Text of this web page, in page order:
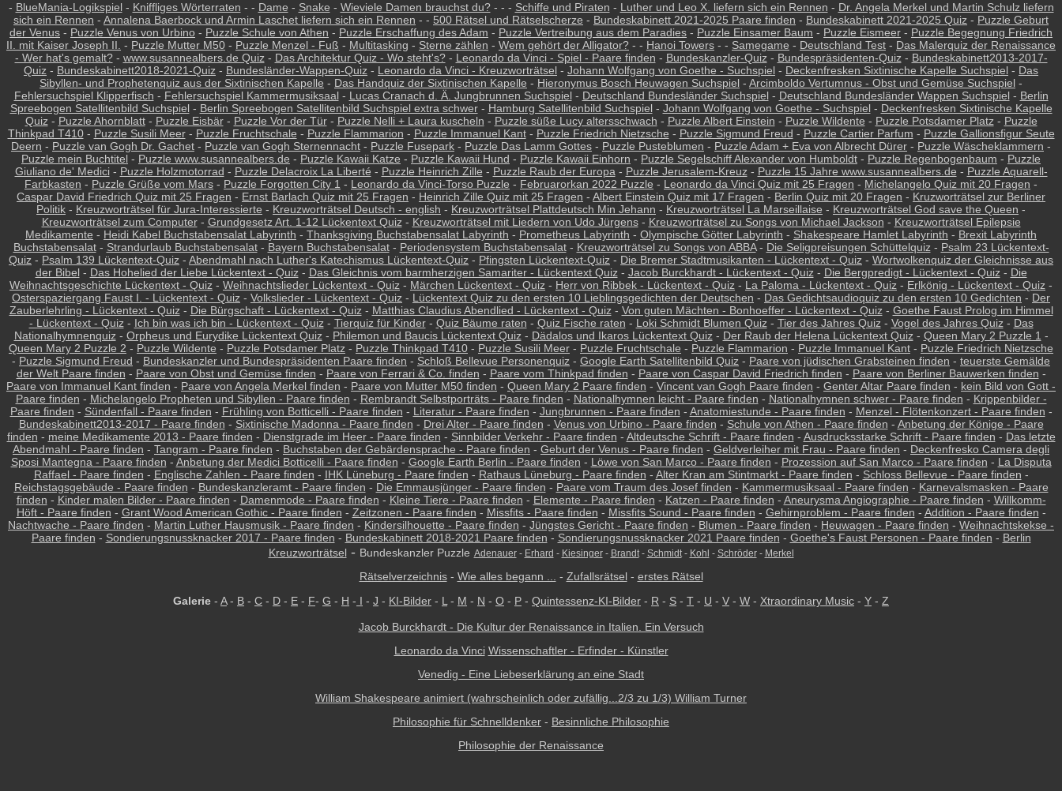
- BlueMania-Logikspiel- Kniffliges Wörterraten - - Dame - Snake - Wieviele Damen brauchst du?- - - Schiffe und Piraten - Luther und Leo X. liefern sich ein Rennen - Dr. Angela Merkel und Martin Schulz liefern
sich ein Rennen - Annalena Baerbock und Armin Laschet liefern sich ein Rennen - - 500 Rätsel und Rätselscherze - Bundeskabinett 2021-2025 Paare finden - Bundeskabinett 2021-2025 Quiz - Puzzle Geburt
der Venus - Puzzle Venus von Urbino - Puzzle Schule von Athen - Puzzle Erschaffung des Adam - Puzzle Vertreibung aus dem Paradies - Puzzle Einsamer Baum - Puzzle Eismeer - Puzzle Begegnung Friedrich
II. mit Kaiser Joseph II. - Puzzle Mutter M50 - Puzzle Menzel - Fuß - Multitasking - Sterne zählen - Wem gehört der Alligator? - - Hanoi Towers - - Samegame - Deutschland Test - Das Malerquiz der Renaissance
- Wer hat's gemalt?- www.susannealbers.de Quiz - Das Architektur Quiz - Wo steht's?- Leonardo da Vinci - Spiel - Paare finden - Bundeskanzler-Quiz - Bundespräsidenten-Quiz - Bundeskabinett2013-2017-
Quiz - Bundeskabinett2018-2021-Quiz - Bundesländer-Wappen-Quiz - Leonardo da Vinci - Kreuzworträtsel - Johann Wolfgang von Goethe - Suchspiel - Deckenfresken Sixtinische Kapelle Suchspiel - Das
Sibyllen- und Prophetenquiz aus der Sixtinischen Kapelle - Das Handquiz der Sixtinischen Kapelle - Hieronymus Bosch Heuwagen Suchspiel - Arcimboldo Vertumnus - Obst und Gemüse Suchspiel -
Fehlersuchspiel Klipperfisch - Fehlersuchspiel Kammermusiksaal- Lucas Cranach d. Ä. Jungbrunnen Suchspiel- Deutschland Bundesländer Suchspiel- Deutschland Bundesländer Wappen Suchspiel- Berlin
Spreebogen Satellitenbild Suchspiel- Berlin Spreebogen Satellitenbild Suchspiel extra schwer- Hamburg Satellitenbild Suchspiel- Johann Wolfgang von Goethe - Suchspiel- Deckenfresken Sixtinische Kapelle
Quiz - Puzzle Ahornblatt- Puzzle Eisbär- Puzzle Vor der Tür- Puzzle Nelli + Laura kuscheln - Puzzle süße Lucy altersschwach - Puzzle Albert Einstein - Puzzle Wildente - Puzzle Potsdamer Platz - Puzzle
Thinkpad T410- Puzzle Susili Meer- Puzzle Fruchtschale - Puzzle Flammarion - Puzzle Immanuel Kant- Puzzle Friedrich Nietzsche - Puzzle Sigmund Freud - Puzzle Cartier Parfum - Puzzle Gallionsfigur Seute
Deern - Puzzle van Gogh Dr. Gachet - Puzzle van Gogh Sternennacht - Puzzle Fusepark - Puzzle Das Lamm Gottes - Puzzle Pusteblumen - Puzzle Adam + Eva von Albrecht Dürer - Puzzle Wäscheklammern -
Puzzle mein Buchtitel - Puzzle www.susannealbers.de - Puzzle Kawaii Katze - Puzzle Kawaii Hund - Puzzle Kawaii Einhorn - Puzzle Segelschiff Alexander von Humboldt - Puzzle Regenbogenbaum - Puzzle
Giuliano de' Medici- Puzzle Holzmotorrad - Puzzle Delacroix La Liberté - Puzzle Heinrich Zille - Puzzle Raub der Europa - Puzzle Jerusalem-Kreuz - Puzzle 15 Jahre www.susannealbers.de - Puzzle Aquarell-
Farbkasten - Puzzle Grüße vom Mars - Puzzle Forgotten City 1 - Leonardo da Vinci-Torso Puzzle - Februarorkan 2022 Puzzle - Leonardo da Vinci Quiz mit 25 Fragen - Michelangelo Quiz mit 20 Fragen -
Caspar David Friedrich Quiz mit 25 Fragen - Ernst Barlach Quiz mit 25 Fragen - Heinrich Zille Quiz mit 25 Fragen - Albert Einstein Quiz mit 17 Fragen - Berlin Quiz mit 20 Fragen - Kruzworträtsel zur Berliner
Politik - Kreuzworträtsel für Jura-Interessierte - Kreuzworträtsel Deutsch - english - Kreuzworträtsel Plattdeutsch Min Jehann - Kreuzworträtsel La Marseillaise - Kreuzworträtsel God save the Queen -
Kreuzworträtsel zum Computer- Grundgesetz Art. 1-12 Lückentext Quiz - Kreuzworträtsel mit Liedern von Udo Jürgens- Kreuzworträtsel zu Songs von Michael Jackson - Kreuzworträtsel Epilepsie
Medikamente - Heidi Kabel Buchstabensalat Labyrinth - Thanksgiving Buchstabensalat Labyrinth - Prometheus Labyrinth - Olympische Götter Labyrinth - Shakespeare Hamlet Labyrinth - Brexit Labyrinth
Buchstabensalat- Strandurlaub Buchstabensalat- Bayern Buchstabensalat- Periodensystem Buchstabensalat- Kreuzworträtsel zu Songs von ABBA- Die Seligpreisungen Schüttelquiz - Psalm 23 Lückentext-
Quiz - Psalm 139 Lückentext-Quiz - Abendmahl nach Luther's Katechismus Lückentext-Quiz - Pfingsten Lückentext-Quiz - Die Bremer Stadtmusikanten - Lückentext - Quiz - Wortwolkenquiz der Gleichnisse aus
der Bibel- Das Hohelied der Liebe Lückentext - Quiz - Das Gleichnis vom barmherzigen Samariter - Lückentext Quiz - Jacob Burckhardt - Lückentext - Quiz - Die Bergpredigt - Lückentext - Quiz - Die
Weihnachtsgeschichte Lückentext - Quiz - Weihnachtslieder Lückentext - Quiz - Märchen Lückentext - Quiz - Herr von Ribbek - Lückentext - Quiz - La Paloma - Lückentext - Quiz - Erlkönig - Lückentext - Quiz -
Osterspaziergang Faust I. - Lückentext - Quiz - Volkslieder - Lückentext - Quiz - Lückentext Quiz zu den ersten 10 Lieblingsgedichten der Deutschen - Das Gedichtsaudioquiz zu den ersten 10 Gedichten - Der
Zauberlehrling - Lückentext - Quiz - Die Bürgschaft - Lückentext - Quiz - Matthias Claudius Abendlied - Lückentext - Quiz - Von guten Mächten - Bonhoeffer - Lückentext - Quiz - Goethe Faust Prolog im Himmel
- Lückentext - Quiz - Ich bin was ich bin - Lückentext - Quiz - Tierquiz für Kinder- Quiz Bäume raten - Quiz Fische raten - Loki Schmidt Blumen Quiz - Tier des Jahres Quiz - Vogel des Jahres Quiz - Das
Nationalhymnenquiz - Orpheus und Eurydike Lückentext Quiz - Philemon und Baucis Lückentext Quiz - Dädalos und Ikaros Lückentext Quiz - Der Raub der Helena Lückentext Quiz - Queen Mary 2 Puzzle 1 -
Queen Mary 2 Puzzle 2 - Puzzle Wildente - Puzzle Potsdamer Platz - Puzzle Thinkpad T410 - Puzzle Susili Meer - Puzzle Fruchtschale - Puzzle Flammarion - Puzzle Immanuel Kant - Puzzle Friedrich Nietzsche
- Puzzle Sigmund Freud - Bundeskanzler und Bundespräsidenten Paare finden - Schloß Bellevue Personenquiz - Google Earth Satellitenbild Quiz - Paare von jüdischen Grabsteinen finden - teuerste Gemälde
der Welt Paare finden - Paare von Obst und Gemüse finden - Paare von Ferrari & Co. finden - Paare vom Thinkpad finden - Paare von Caspar David Friedrich finden - Paare von Berliner Bauwerken finden -
Paare von Immanuel Kant finden - Paare von Angela Merkel finden - Paare von Mutter M50 finden - Queen Mary 2 Paare finden - Vincent van Gogh Paare finden - Genter Altar Paare finden - kein Bild von Gott -
Paare finden - Michelangelo Propheten und Sibyllen - Paare finden - Rembrandt Selbstporträts - Paare finden - Nationalhymnen leicht - Paare finden - Nationalhymnen schwer - Paare finden - Krippenbilder -
Paare finden - Sündenfall - Paare finden - Frühling von Botticelli - Paare finden - Literatur - Paare finden - Jungbrunnen - Paare finden - Anatomiestunde - Paare finden - Menzel - Flötenkonzert - Paare finden -
Bundeskabinett2013-2017 - Paare finden - Sixtinische Madonna - Paare finden - Drei Alter - Paare finden - Venus von Urbino - Paare finden - Schule von Athen - Paare finden - Anbetung der Könige - Paare
finden - meine Medikamente 2013 - Paare finden - Dienstgrade im Heer - Paare finden - Sinnbilder Verkehr - Paare finden - Altdeutsche Schrift - Paare finden - Ausdrucksstarke Schrift - Paare finden - Das letzte
Abendmahl - Paare finden - Tangram - Paare finden - Buchstaben der Gebärdensprache - Paare finden - Geburt der Venus - Paare finden - Geldverleiher mit Frau - Paare finden - Deckenfresko Camera degli
Sposi Mantegna - Paare finden - Anbetung der Medici Botticelli - Paare finden - Google Earth Berlin - Paare finden - Löwe von San Marco - Paare finden - Prozession auf San Marco - Paare finden - La Disputa
Raffael - Paare finden - Englische Zahlen - Paare finden - IHK Lüneburg - Paare finden - Rathaus Lüneburg - Paare finden - Alter Kran am Stintmarkt - Paare finden - Schloss Bellevue - Paare finden -
Reichstagsgebäude - Paare finden - Bundeskanzleramt - Paare finden - Die Emmausjünger - Paare finden - Paare vom Traum des Josef finden - Kammermusiksaal - Paare finden - Karnevalsmasken - Paare
finden - Kinder malen Bilder - Paare finden - Damenmode - Paare finden - Kleine Tiere - Paare finden - Elemente - Paare finden - Katzen - Paare finden - Aneurysma Angiographie - Paare finden - Willkomm-
Höft - Paare finden - Grant Wood American Gothic - Paare finden - Zeitzonen - Paare finden - Missfits - Paare finden - Missfits Sound - Paare finden - Gehirnproblem - Paare finden - Addition - Paare finden -
Nachtwache - Paare finden - Martin Luther Hausmusik - Paare finden - Kindersilhouette - Paare finden - Jüngstes Gericht - Paare finden - Blumen - Paare finden - Heuwagen - Paare finden - Weihnachtskekse -
Paare finden - Sondierungsnussknacker 2017 - Paare finden - Bundeskabinett 2018-2021 Paare finden - Sondierungsnussknacker 2021 Paare finden - Goethe's Faust Personen - Paare finden - Berlin
Kreuzworträtsel- Bundeskanzler Puzzle Adenauer- Erhard - Kiesinger- Brandt- Schmidt- Kohl - Schröder- Merkel
Rätselverzeichnis- Wie alles begann ... - Zufallsrätsel- erstes Rätsel
Galerie - A- B - C - D - E - F- G - H - I - J - KI-Bilder - L - M - N - O - P - Quintessenz-KI-Bilder - R - S - T - U - V - W - Xtraordinary Music - Y - Z
Jacob Burckhardt - Die Kultur der Renaissance in Italien. Ein Versuch
Leonardo da Vinci Wissenschaftler - Erfinder - Künstler
Venedig - Eine Liebeserklärung an eine Stadt
William Shakespeare animiert (wahrscheinlich oder zufällig...2/3 zu 1/3) William Turner
Philosophie für Schnelldenker - Besinnliche Philosophie
Philosophie der Renaissance